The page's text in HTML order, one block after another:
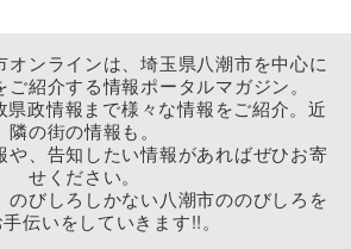
オンラインは、埼玉県八潮市を中心に
紹介する情報ポータルマガジン。
政情報まで様々な情報をご紹介。近
隣の街の情報も。
や、告知したい情報があればぜひお寄
せください。
のびしろしかない八潮市ののびしろを
伝いをしていきます!!。